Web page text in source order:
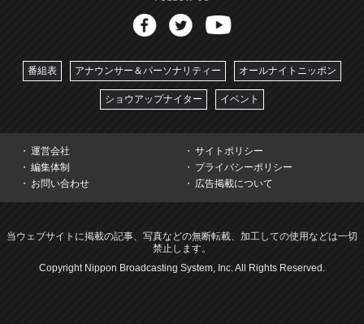
番組表 アナウンサー＆パーソナリティー オールナイトニッポン
ショウアップナイター イベント
運営会社
サイトポリシー
編集体制
プライバシーポリシー
お問い合わせ
広告掲載について
当ウェブサイトに掲載の記事、写真などの無断転載、加工しての使用などは一切
禁止します。
Copyright Nippon Broadcasting System, Inc. All Rights Reserved.